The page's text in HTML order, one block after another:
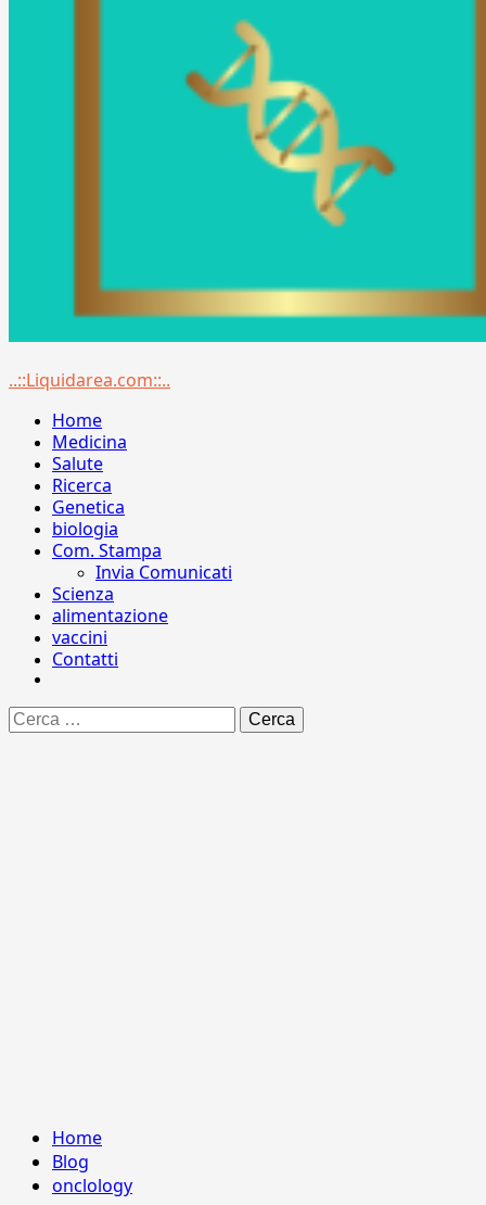
Menu
..::Liquidarea.com::..
Home
Medicina
Salute
Ricerca
Genetica
biologia
Com. Stampa
Invia Comunicati
Scienza
alimentazione
vaccini
Contatti
Ricerca
per:
Home
Blog
onclology